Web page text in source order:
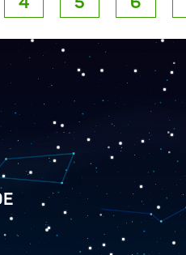
4 5 6